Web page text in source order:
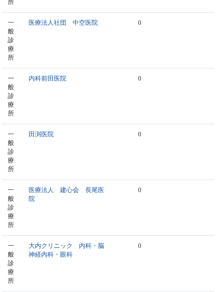
所
一
般
診
療
所
医療法人社団 中空医院 0
一
般
診
療
所
内科前田医院 0
一
般
診
療
所
田渕医院 0
一
般
診
療
所
医療法人 建心会 長尾医
院
0
一
般
診
療
所
大内クリニック 内科・脳
神経内科・眼科
0